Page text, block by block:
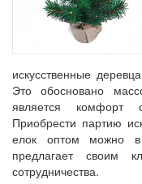
искусственные
Это обосновано
является комфорт
Приобрести партию
елок оптом можно в
предлагает своим
сотрудничества.